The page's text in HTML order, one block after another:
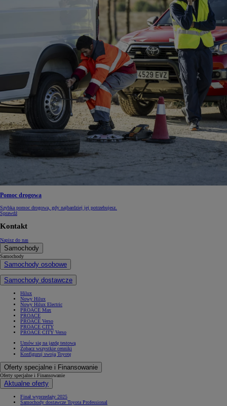
Pomoc drogowa
Szybka pomoc drogowa, gdy najbardziej jej potrzebujesz.
Sprawdź
Kontakt
Napisz do nas
Samochody
Samochody
Samochody osobowe
Samochody dostawcze
Hilux
Nowy Hilux
Nowy Hilux Electric
PROACE Max
PROACE
PROACE Verso
PROACE CITY
PROACE CITY Verso
Umów się na jazdę testową
Zobacz wszystkie cenniki
Konfiguruj swoją Toyotę
Oferty specjalne i Finansowanie
Oferty specjalne i Finansowanie
Aktualne oferty
Finał wyprzedaży 2025
Samochody dostawcze Toyota Professional